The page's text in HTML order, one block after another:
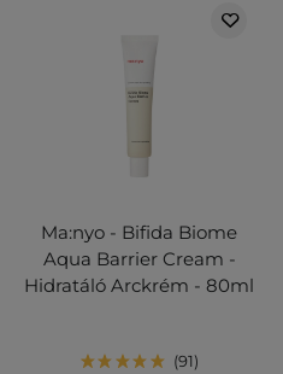
Ma:nyo - Bifida Biome
Aqua Barrier Cream -
Hidratáló Arckrém - 80ml
91